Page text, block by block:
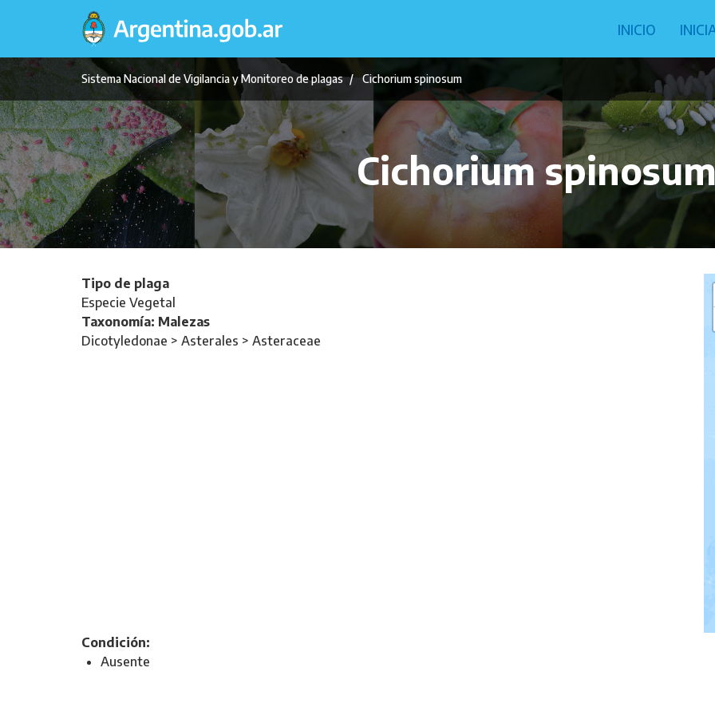
principal
INICIO
Sistema Nacional de Vigilancia y Monitoreo de plagas Cichorium spinosum
Cichorium
Tipo de plaga
Especie Vegetal
Taxonomía: Malezas
Dicotyledonae > Asterales > Asteraceae
Condición:
Ausente